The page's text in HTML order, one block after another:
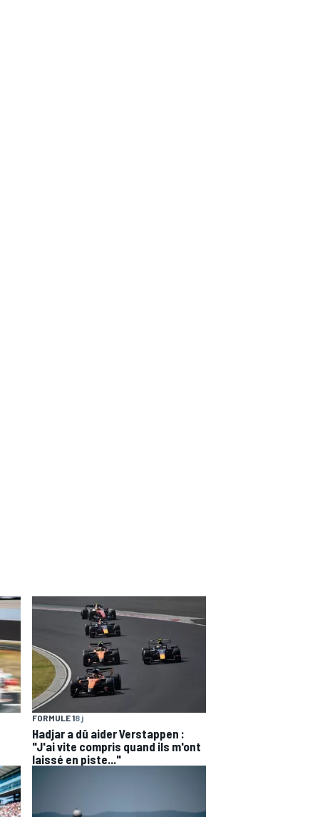
FORMULE 18 j
Hadjar a dû aider Verstappen :
"J'ai vite compris quand ils m'ont
laissé en piste..."